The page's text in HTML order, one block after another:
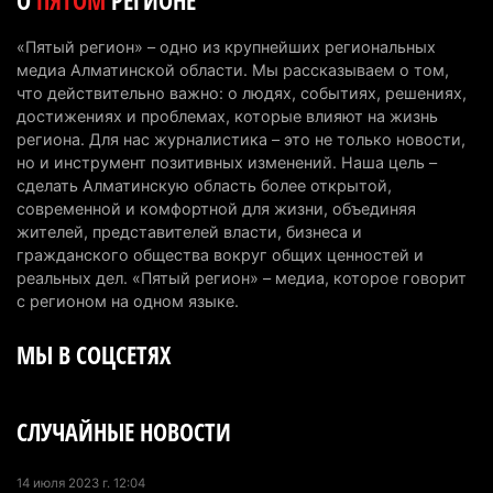
первоклассников начнут учить искусственному
6 августа 2026 г. 10:47
Казахстанцы назвали доход, при котором не
считают себя бедными
6 августа 2026 г. 09:52 164
Пожар в Аксайском ущелье под Алматы
полностью ликвидирован спустя три дня
6 августа 2026 г. 08:51 238
в Алматинской области
Казахстан стал лидером Центральной Азии в
5 августа 2026 г. 13:55
«Пятый регион» – одно из крупнейших региональных
медиа Алматинской области. Мы рассказываем о том,
что действительно важно: о людях, событиях, решениях,
достижениях и проблемах, которые влияют на жизнь
региона. Для нас журналистика – это не только новости,
но и инструмент позитивных изменений. Наша цель –
сделать Алматинскую область более открытой,
современной и комфортной для жизни, объединяя
жителей, представителей власти, бизнеса и
гражданского общества вокруг общих ценностей и
реальных дел. «Пятый регион» – медиа, которое говорит
с регионом на одном языке.
МЫ В СОЦСЕТЯХ
СЛУЧАЙНЫЕ НОВОСТИ
14 июля 2023 г. 12:04